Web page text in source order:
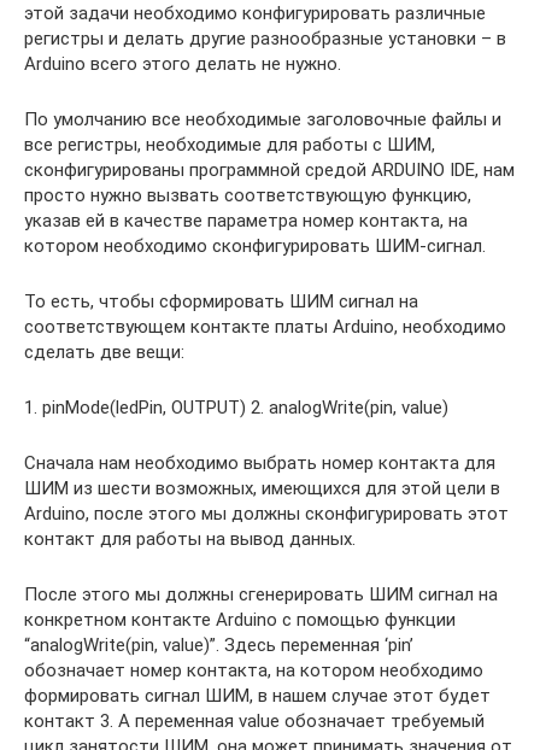
этой задачи необходимо конфигурировать различные
регистры и делать другие разнообразные установки – в
Arduino всего этого делать не нужно.
По умолчанию все необходимые заголовочные файлы и
все регистры, необходимые для работы с ШИМ,
сконфигурированы программной средой ARDUINO IDE, нам
просто нужно вызвать соответствующую функцию,
указав ей в качестве параметра номер контакта, на
котором необходимо сконфигурировать ШИМ-сигнал.
То есть, чтобы сформировать ШИМ сигнал на
соответствующем контакте платы Arduino, необходимо
сделать две вещи:
1. pinMode(ledPin, OUTPUT) 2. analogWrite(pin, value)
Сначала нам необходимо выбрать номер контакта для
ШИМ из шести возможных, имеющихся для этой цели в
Arduino, после этого мы должны сконфигурировать этот
контакт для работы на вывод данных.
После этого мы должны сгенерировать ШИМ сигнал на
конкретном контакте Arduino с помощью функции
“analogWrite(pin, value)”. Здесь переменная ‘pin’
обозначает номер контакта, на котором необходимо
формировать сигнал ШИМ, в нашем случае этот будет
контакт 3. А переменная value обозначает требуемый